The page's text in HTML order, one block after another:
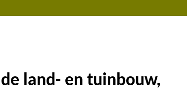
land- en tuinbouw,